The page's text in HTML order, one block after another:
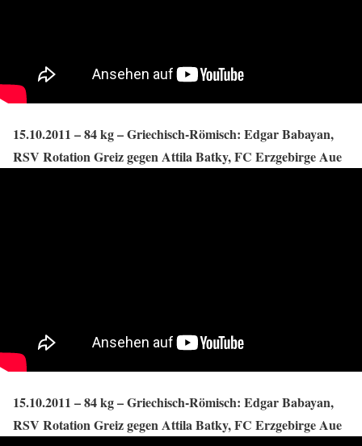
15.10.2011 – 84 kg – Griechisch-Römisch: Edgar Babayan,
RSV Rotation Greiz gegen Attila Batky, FC Erzgebirge Aue
15.10.2011 – 84 kg – Griechisch-Römisch: Edgar Babayan,
RSV Rotation Greiz gegen Attila Batky, FC Erzgebirge Aue